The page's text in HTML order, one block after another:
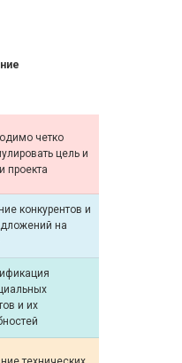
четко
цель и
проекта
конкурентов и
на
и их